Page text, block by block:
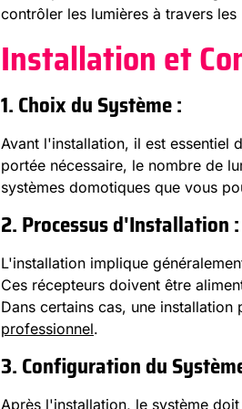
contrôler les lumières à travers les
Installation et
1. Choix du Système :
Avant l'installation, il est essentiel
portée nécessaire, le nombre de
systèmes domotiques que vous
2. Processus d'Installation :
L'installation implique
Ces récepteurs doivent être
Dans certains cas, une
professionnel.
3. Configuration du
Après l'installation, le système